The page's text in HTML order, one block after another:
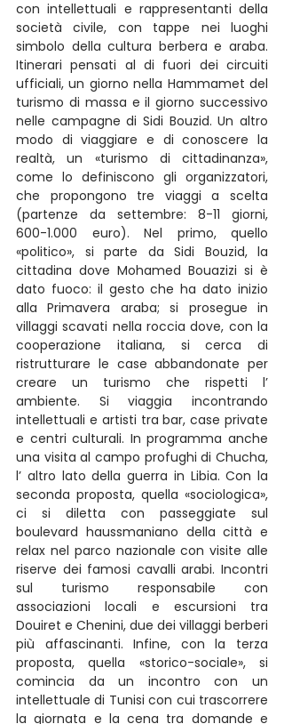
con intellettuali e rappresentanti della
società civile, con tappe nei luoghi
simbolo della cultura berbera e araba.
Itinerari pensati al di fuori dei circuiti
ufficiali, un giorno nella Hammamet del
turismo di massa e il giorno successivo
nelle campagne di Sidi Bouzid. Un altro
modo di viaggiare e di conoscere la
realtà, un «turismo di cittadinanza»,
come lo definiscono gli organizzatori,
che propongono tre viaggi a scelta
(partenze da settembre: 8-11 giorni,
600-1.000 euro). Nel primo, quello
«politico», si parte da Sidi Bouzid, la
cittadina dove Mohamed Bouazizi si è
dato fuoco: il gesto che ha dato inizio
alla Primavera araba; si prosegue in
villaggi scavati nella roccia dove, con la
cooperazione italiana, si cerca di
ristrutturare le case abbandonate per
creare un turismo che rispetti l’
ambiente. Si viaggia incontrando
intellettuali e artisti tra bar, case private
e centri culturali. In programma anche
una visita al campo profughi di Chucha,
l’ altro lato della guerra in Libia. Con la
seconda proposta, quella «sociologica»,
ci si diletta con passeggiate sul
boulevard haussmaniano della città e
relax nel parco nazionale con visite alle
riserve dei famosi cavalli arabi. Incontri
sul turismo responsabile con
associazioni locali e escursioni tra
Douiret e Chenini, due dei villaggi berberi
più affascinanti. Infine, con la terza
proposta, quella «storico-sociale», si
comincia da un incontro con un
intellettuale di Tunisi con cui trascorrere
la giornata e la cena tra domande e